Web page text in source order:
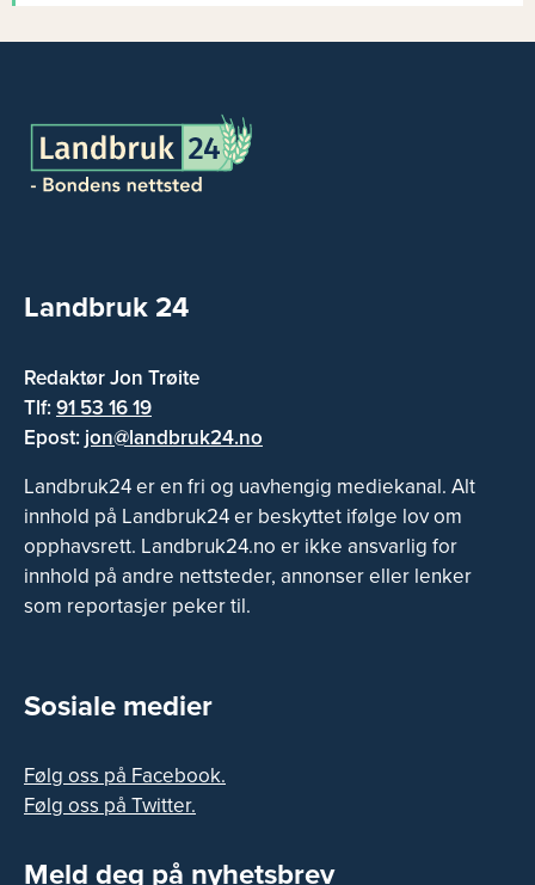
Landbruk 24
Redaktør Jon Trøite
Tlf:91 53 16 19
Epost: jon@landbruk24.no
Landbruk24 er en fri og uavhengig mediekanal. Alt
innhold på Landbruk24 er beskyttet ifølge lov om
opphavsrett. Landbruk24.no er ikke ansvarlig for
innhold på andre nettsteder, annonser eller lenker
som reportasjer peker til.
Sosiale medier
Følg oss på Facebook.
Følg oss på Twitter.
Meld deg på nyhetsbrev